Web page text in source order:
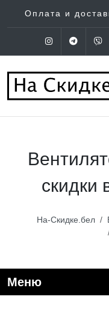
Оплата и
Instagram
скидки
На-Скидке.бел
Меню